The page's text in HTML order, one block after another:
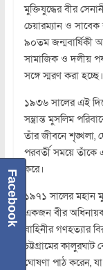
মুক্তিযুদ্ধের বীর
চেয়ারম্যান ও সাবেক
৯০তম জন্মবার্ষিকী
সামাজিক ও দলীয়
সঙ্গে স্মরণ করা হচ্ছে।
১৯৩৬ সালের এই
সম্ভ্রান্ত মুসলিম
তাঁর জীবনে শৃঙ্খলা,
পরবর্তী সময়ে তাঁকে
করে।
১৯৭১ সালের মহান
একজন বীর
বাহিনীর গণহত্যার
চট্টগ্রামের কালুরঘাট
ঘোষণা পাঠ করেন,
Facebook